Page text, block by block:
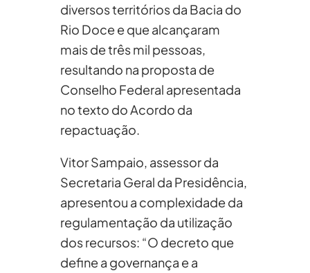
diversos territórios da Bacia do
Rio Doce e que alcançaram
mais de três mil pessoas,
resultando na proposta de
Conselho Federal apresentada
no texto do Acordo da
repactuação.
Vitor Sampaio, assessor da
Secretaria Geral da Presidência,
apresentou a complexidade da
regulamentação da utilização
dos recursos: “O decreto que
define a governança e a